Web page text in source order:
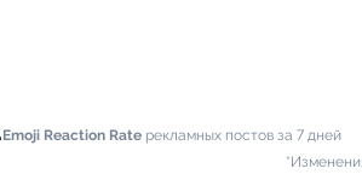
Emoji Reaction Rate рекламных постов за 7 дней